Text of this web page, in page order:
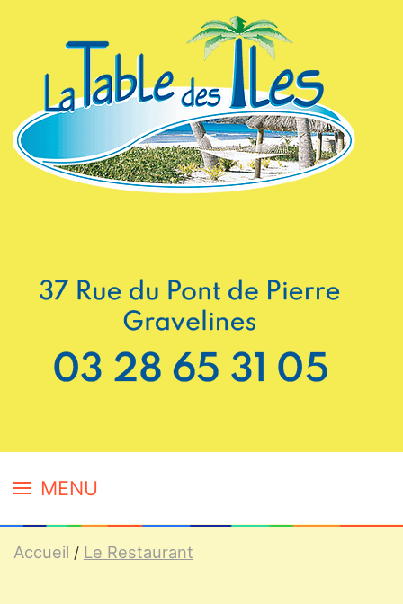
MENU
Accueil Le Restaurant